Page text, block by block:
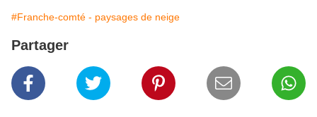
#Franche-comté - paysages de neige
Partager